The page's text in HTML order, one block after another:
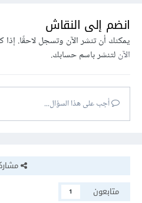
انضم إلى النقاش
يمكنك أن تنشر الآن وتسجل لاحقًا.
الآنلتنشر باسم حسابك.
أجب على هذا السؤال...
متابعون
1